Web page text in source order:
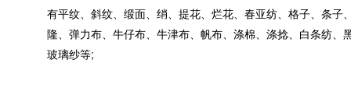
有平纹、斜纹、缎面、绡、提花、烂花、春亚纺、格子、条
隆、弹力布、牛仔布、牛津布、帆布、涤棉、涤捻、白条纺
玻璃纱等;